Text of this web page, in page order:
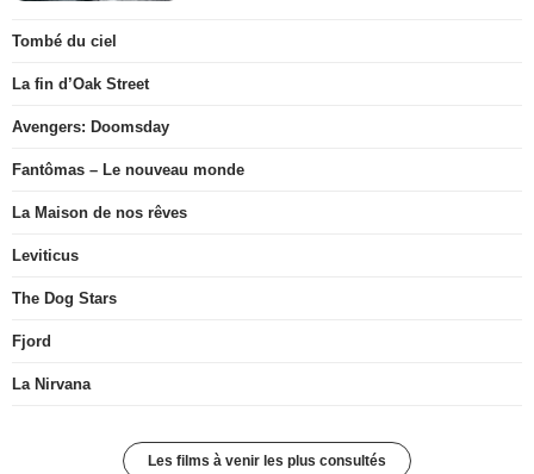
Tombé du ciel
La fin d’Oak Street
Avengers: Doomsday
Fantômas – Le nouveau monde
La Maison de nos rêves
Leviticus
The Dog Stars
Fjord
La Nirvana
Les films à venir les plus consultés